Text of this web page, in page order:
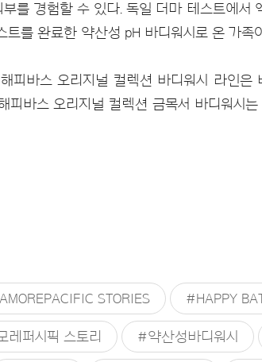
를 경험할 수 있다. 독일 더마 테스트에서
를 완료한 약산성 pH 바디워시로 온 가족
피바스 오리지널 컬렉션 바디워시 라인은
피바스 오리지널 컬렉션 금목서 바디워시
STORIES #HAPPY
레퍼시픽 스토리 #약산성바디워시